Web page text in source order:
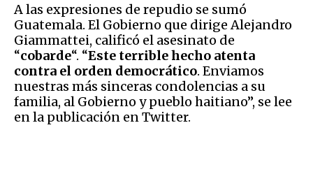
A las expresiones de repudio se sumó
Guatemala. El Gobierno que dirige Alejandro
Giammattei, calificó el asesinato de
“cobarde“. “Este terrible hecho atenta
contra el orden democrático. Enviamos
nuestras más sinceras condolencias a su
familia, al Gobierno y pueblo haitiano”, se lee
en la publicación en Twitter.